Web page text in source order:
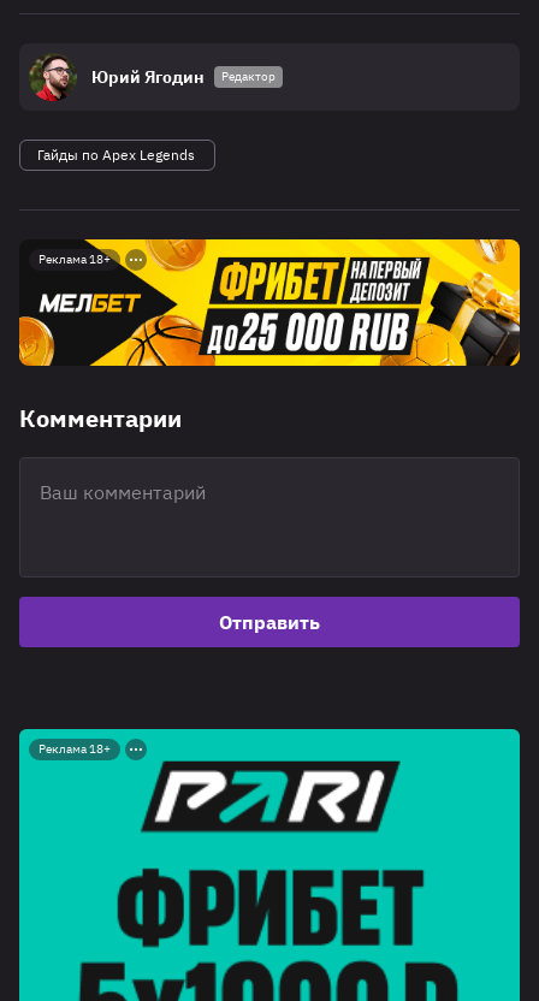
Юрий Ягодин Редактор
Гайды по Apex Legends
Реклама 18+
Комментарии
Отправить
Реклама 18+